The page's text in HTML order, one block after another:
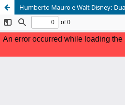
Humberto Mauro e Walt Disney: